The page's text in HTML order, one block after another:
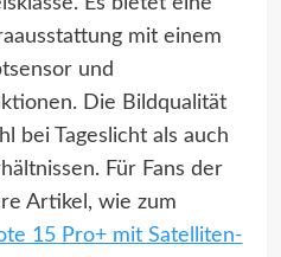
mit einem
und
Die Bildqualität
bei Tageslicht als auch
Für Fans der
Artikel, wie zum
15 Pro+ mit Satelliten-